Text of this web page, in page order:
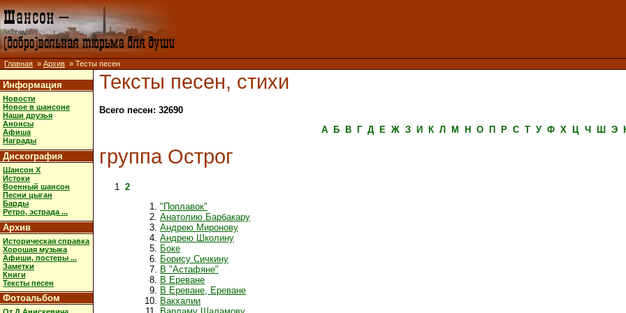
Главная » Архив » Тесты песен
Информация
Новости
Новое в шансоне
Наши друзья
Анонсы
Афиша
Награды
Дискография
Шансон X
Истоки
Военный шансон
Песни цыган
Барды
Ретро, эстрада ...
Архив
Историческая справка
Хорошая музыка
Афиши, постеры ...
Заметки
Книги
Тексты песен
Фотоальбом
Тексты песен, стихи
Всего песен: 32690
А
Б В Г Д Е Ж З И К Л М Н О П Р С Т У Ф Х Ц Ч Ш Э
группа Острог
1 2
"Поплавок"
Анатолию Барбакару
Андрею Миронову
Андрею Школину
Боке
Борису Сичкину
В "Астафяне"
В Ереване
В Ереване, Ереване
Вакхалии